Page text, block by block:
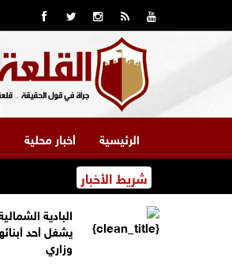
الرئيسية أخبار محلية
شريط الأخبار
البادية
يشغل أحد
وزاري